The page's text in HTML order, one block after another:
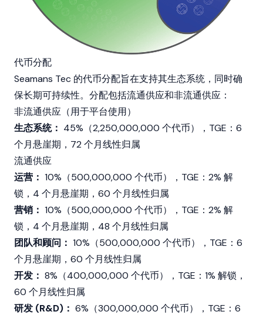
代币分配
Seamans Tec 的代币分配旨在支持其生态系统，同时确
保长期可持续性。分配包括流通供应和非流通供应：
非流通供应（用于平台使用）
生态系统： 45%（2,250,000,000 个代币），TGE：6
个月悬崖期，72 个月线性归属
流通供应
运营： 10%（500,000,000 个代币），TGE：2% 解
锁，4 个月悬崖期，60 个月线性归属
营销： 10%（500,000,000 个代币），TGE：2% 解
锁，4 个月悬崖期，48 个月线性归属
团队和顾问： 10%（500,000,000 个代币），TGE：6
个月悬崖期，60 个月线性归属
开发： 8%（400,000,000 个代币），TGE：1% 解锁，
60 个月线性归属
研发 (R&D)： 6%（300,000,000 个代币），TGE：6